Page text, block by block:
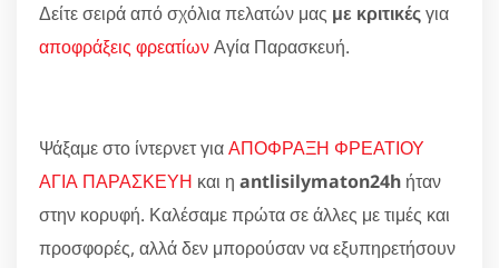
Δείτε σειρά από σχόλια πελατών μας με κριτικέςγια
αποφράξεις φρεατίωνΑγία Παρασκευή.
Ψάξαμε στο ίντερνετ γιαΑΠΟΦΡΑΞΗ ΦΡΕΑΤΙΟΥ
ΑΓΙΑ ΠΑΡΑΣΚΕΥΗ και η antlisilymaton24h ήταν
στην κορυφή. Καλέσαμε πρώτα σε άλλες με τιμές και
προσφορές, αλλά δεν μπορούσαν να εξυπηρετήσουν